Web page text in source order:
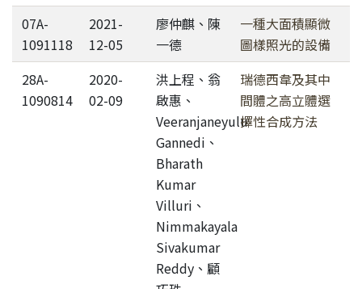
07A-
1091118
2021-
12-05
廖仲麒、陳
一德
一種大面積顯微
圖樣照光的設備
28A-
1090814
2020-
02-09
洪上程、翁
啟惠、
Veeranjaneyulu
Gannedi、
Bharath
Kumar
Villuri、
Nimmakayala
Sivakumar
Reddy、顧
瑞德西韋及其中
間體之高立體選
擇性合成方法